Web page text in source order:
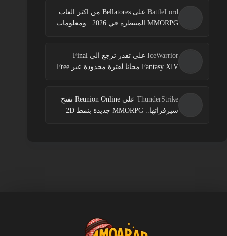
BattleLord على
Bellatores من اكثر العاب
MMORPG المنتظرة في 2026.. ومعلومات
IceWarrior على
تقدر ترجع الى Final
Fantasy XIV مجانا لفترة محدودة عبر Free
ThunderStrike على
Reunion Online تفتح
سيرفراتها.. MMORPG جديدة بنمط 2D